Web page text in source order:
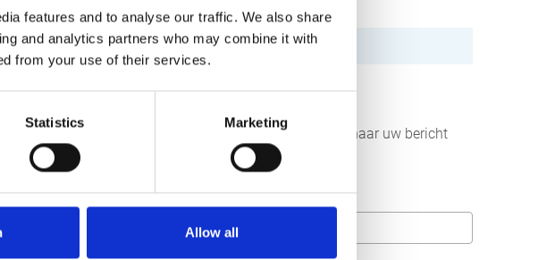
features and to analyse our traffic. We also share
and analytics partners who may combine it with
from your use of their services.
Statistics Marketing
Allow all
onderstaand formulier aan ons sturen. Wij streven ernaar uw bericht